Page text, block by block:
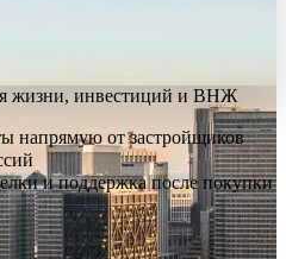
жизни, инвестиций и ВНЖ
напрямую от застройщиков
и поддержка после покупки